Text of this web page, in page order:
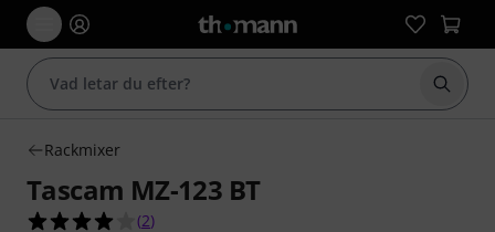
Börja
Rackmixer
Tascam MZ-123 BT
4.0 av 5 stjärnor från 2 kundbetyg
(2)